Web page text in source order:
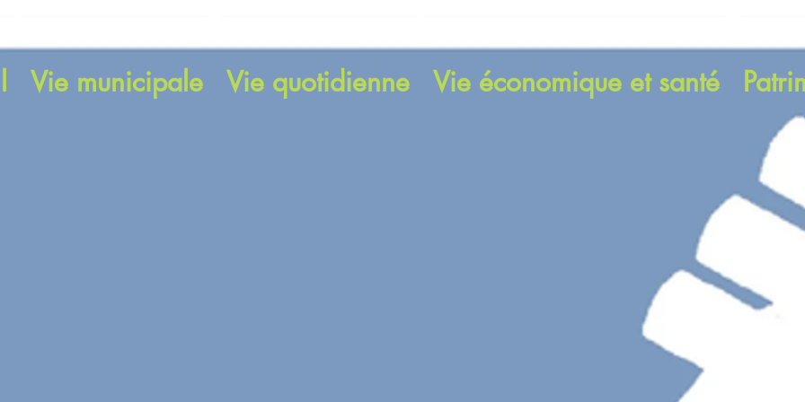
Vie municipale Vie quotidienne Vie économique et santé